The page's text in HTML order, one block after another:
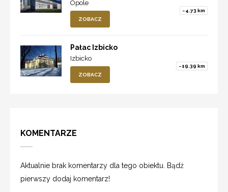
Opole
~4.73 km
ZOBACZ
Pałac Izbicko
Izbicko
~19.39 km
ZOBACZ
KOMENTARZE
Aktualnie brak komentarzy dla tego obiektu. Bądź
pierwszy dodaj komentarz!